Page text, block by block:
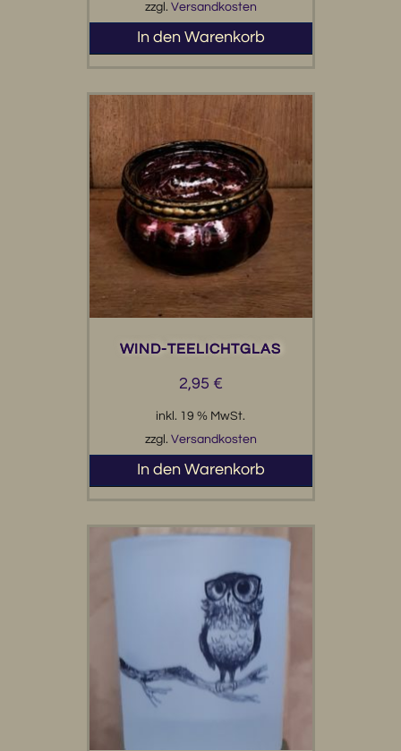
zzgl. Versandkosten
In den Warenkorb
WIND-TEELICHTGLAS
2,95 €
inkl. 19 % MwSt.
zzgl. Versandkosten
In den Warenkorb